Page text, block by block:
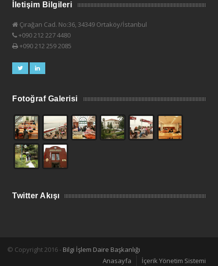
İletişim Bilgileri
Çırağan Cad. No:36, 34349 Ortaköy/İstanbul
+090 212 227 4480
+090 212 259 2085
Fotoğraf Galerisi
Twitter Akışı
© Copyright 2016 - Bilgi İşlem Daire Başkanlığı
Anasayfa
İçerik Yönetim Sistemi